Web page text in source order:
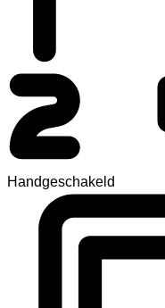
Handgeschakeld